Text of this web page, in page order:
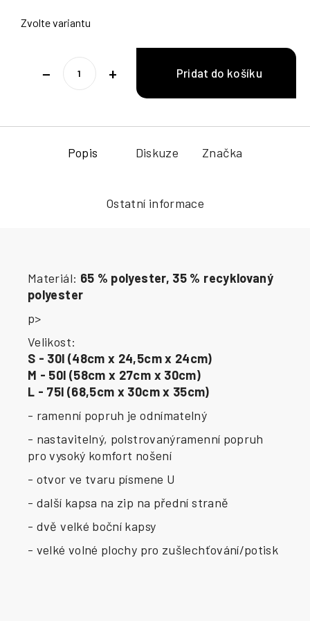
Zvolte variantu
+
−
Popis Diskuze Značka
Ostatní informace
Materiál: 65 % polyester, 35 % recyklovaný
polyester
p>
Velikost:
S - 30l (48cm x 24,5cm x 24cm)
M - 50l (58cm x 27cm x 30cm)
L - 75l (68,5cm x 30cm x 35cm)
- ramenní popruh je odnímatelný
- nastavitelný, polstrovanýramenní popruh
pro vysoký komfort nošení
- otvor ve tvaru písmene U
- další kapsa na zip na přední straně
- dvě velké boční kapsy
- velké volné plochy pro zušlechťování/potisk